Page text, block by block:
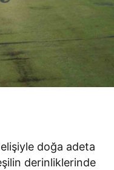
doğa adeta
derinliklerinde